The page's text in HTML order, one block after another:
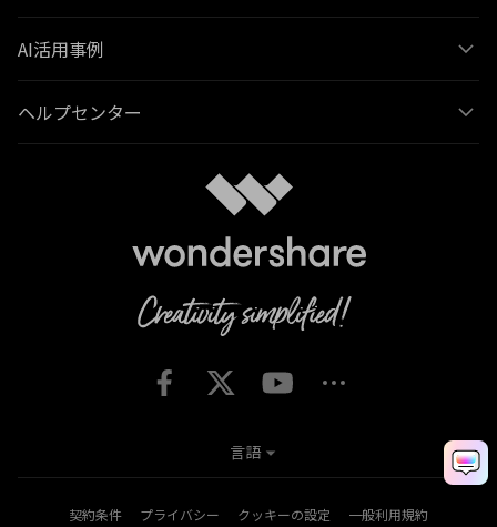
AI活用事例
ヘルプセンター
契約条件 プライバシー クッキーの設定 一般利用規約
言語